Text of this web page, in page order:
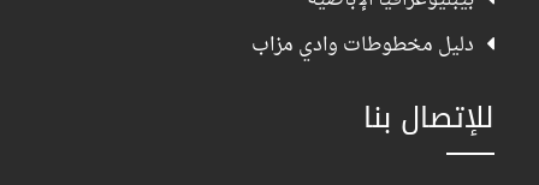
دليل مخطوطات وادي مزاب
للإتصال بنا